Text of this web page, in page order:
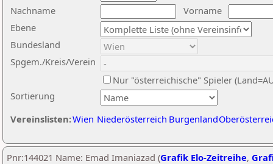
Nachname
Vorname
Ebene
Sortierung
Bundesland
Spgem./Kreis/Verein
Nur "österreichische" Spieler
Vereinslisten:Wien Niederösterreich Burgenland
Pnr:144021 Name: Emad Imaniazad (Grafik Elo-Zeitreihe,